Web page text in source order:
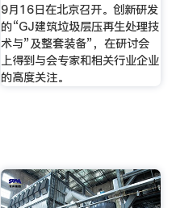
9月16日在北京召开。创新研发
的“GJ建筑垃圾层压再生处理技
术与”及整套装备”，在研讨会
上得到与会专家和相关行业企业
的高度关注。